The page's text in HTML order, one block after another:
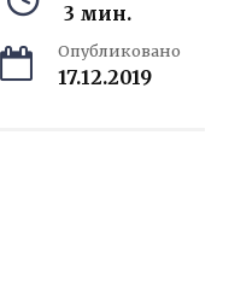
3 мин.
Опубликовано
17.12.2019